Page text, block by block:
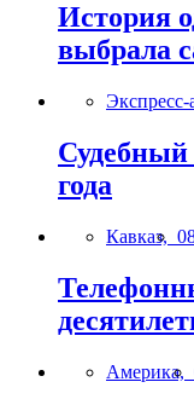
История
выбрала
Экспресс-
Судебный
года
Кавказ,
Америка,